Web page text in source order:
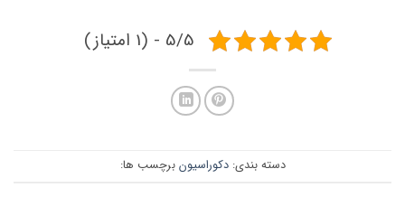
5/5 - (1 امتیاز)
دسته بندی:دکوراسیون برچسب ها: